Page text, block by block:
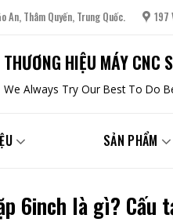
An, Thâm Quyến, Trung Quốc. 197
THƯƠNG HIỆU MÁY CNC
We Always Try Our Best To Do
SẢN PHẨM
6inch là gì? Cấu